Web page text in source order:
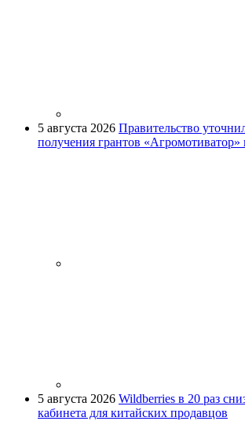
5 августа 2026 Правительство
получения грантов
5 августа 2026 Wildberries в 20 раз
кабинета для китайских продавцов